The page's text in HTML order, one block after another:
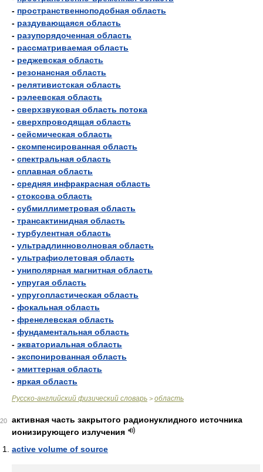
- пространственноподобная область
- раздувающаяся область
- разупорядоченная область
- рассматриваемая область
- реджевская область
- резонансная область
- релятивистская область
- рэлеевская область
- сверхзвуковая область потока
- сверхпроводящая область
- сейсмическая область
- скомпенсированная область
- спектральная область
- сплавная область
- средняя инфракрасная область
- стоксова область
- субмиллиметровая область
- трансактинидная область
- турбулентная область
- ультрадлинноволновая область
- ультрафиолетовая область
- униполярная магнитная область
- упругая область
- упругопластическая область
- фокальная область
- френелевская область
- фундаментальная область
- экваториальная область
- экспонированная область
- эмиттерная область
- яркая область
Русско-английский физический словарь > область
20
активная часть закрытого радионуклидного источника
ионизирующего излучения
active volume of source